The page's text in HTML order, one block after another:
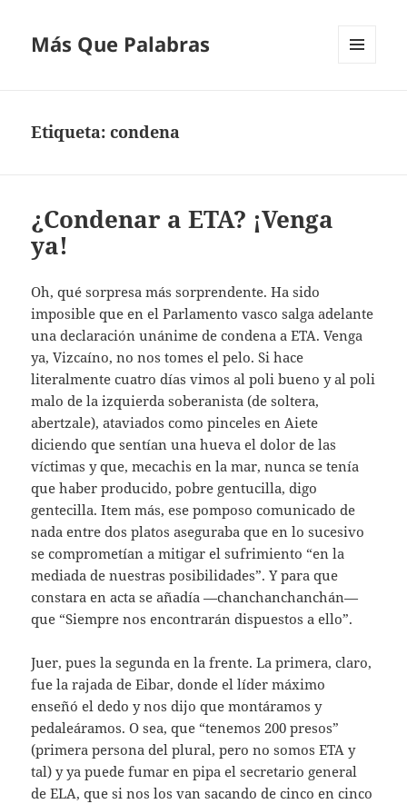
Más Que Palabras
Etiqueta:condena
¿Condenar a ETA? ¡Venga
ya!
Oh, qué sorpresa más sorprendente. Ha sido
imposible que en el Parlamento vasco salga adelante
una declaración unánime de condena a ETA. Venga
ya, Vizcaíno, no nos tomes el pelo. Si hace
literalmente cuatro días vimos al poli bueno y al poli
malo de la izquierda soberanista (de soltera,
abertzale), ataviados como pinceles en Aiete
diciendo que sentían una hueva el dolor de las
víctimas y que, mecachis en la mar, nunca se tenía
que haber producido, pobre gentucilla, digo
gentecilla. Item más, ese pomposo comunicado de
nada entre dos platos aseguraba que en lo sucesivo
se comprometían a mitigar el sufrimiento “en la
mediada de nuestras posibilidades”. Y para que
constara en acta se añadía —chanchanchanchán—
que “Siempre nos encontrarán dispuestos a ello”.
Juer, pues la segunda en la frente. La primera, claro,
fue la rajada de Eibar, donde el líder máximo
enseñó el dedo y nos dijo que montáramos y
pedaleáramos. O sea, que “tenemos 200 presos”
(primera persona del plural, pero no somos ETA y
tal) y ya puede fumar en pipa el secretario general
de ELA, que si nos los van sacando de cinco en cinco